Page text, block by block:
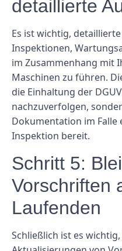
detaillierte
Es ist wichtig,
Inspektionen,
im Zusammenhang mit
Maschinen zu führen.
die Einhaltung der
nachzuverfolgen,
Dokumentation im Falle
Inspektion bereit.
Schritt 5:
Vorschriften
Laufenden
Schließlich ist es